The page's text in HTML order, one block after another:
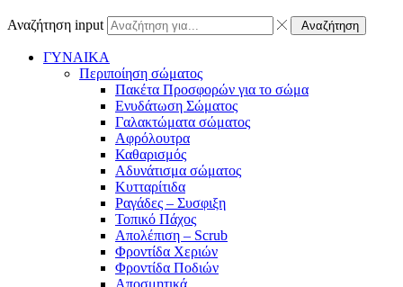
Αναζήτηση input Αναζήτηση
ΓΥΝΑΙΚΑ
Περιποίηση σώματος
Πακέτα Προσφορών για το σώμα
Ενυδάτωση Σώματος
Γαλακτώματα σώματος
Αφρόλουτρα
Καθαρισμός
Αδυνάτισμα σώματος
Κυτταρίτιδα
Ραγάδες – Συσφιξη
Τοπικό Πάχος
Απολέπιση – Scrub
Φροντίδα Χεριών
Φροντίδα Ποδιών